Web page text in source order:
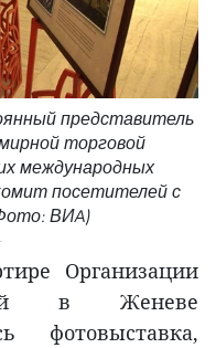
представитель
торговой
международных
посетителей с
ВИA)
Организации
в Женеве
фотовыставка,